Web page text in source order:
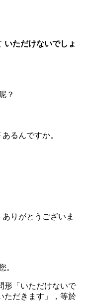
いただけないでしょ
？
あるんですか。
ありがとうございま
。
形「いただけないで
ただきます」，等於